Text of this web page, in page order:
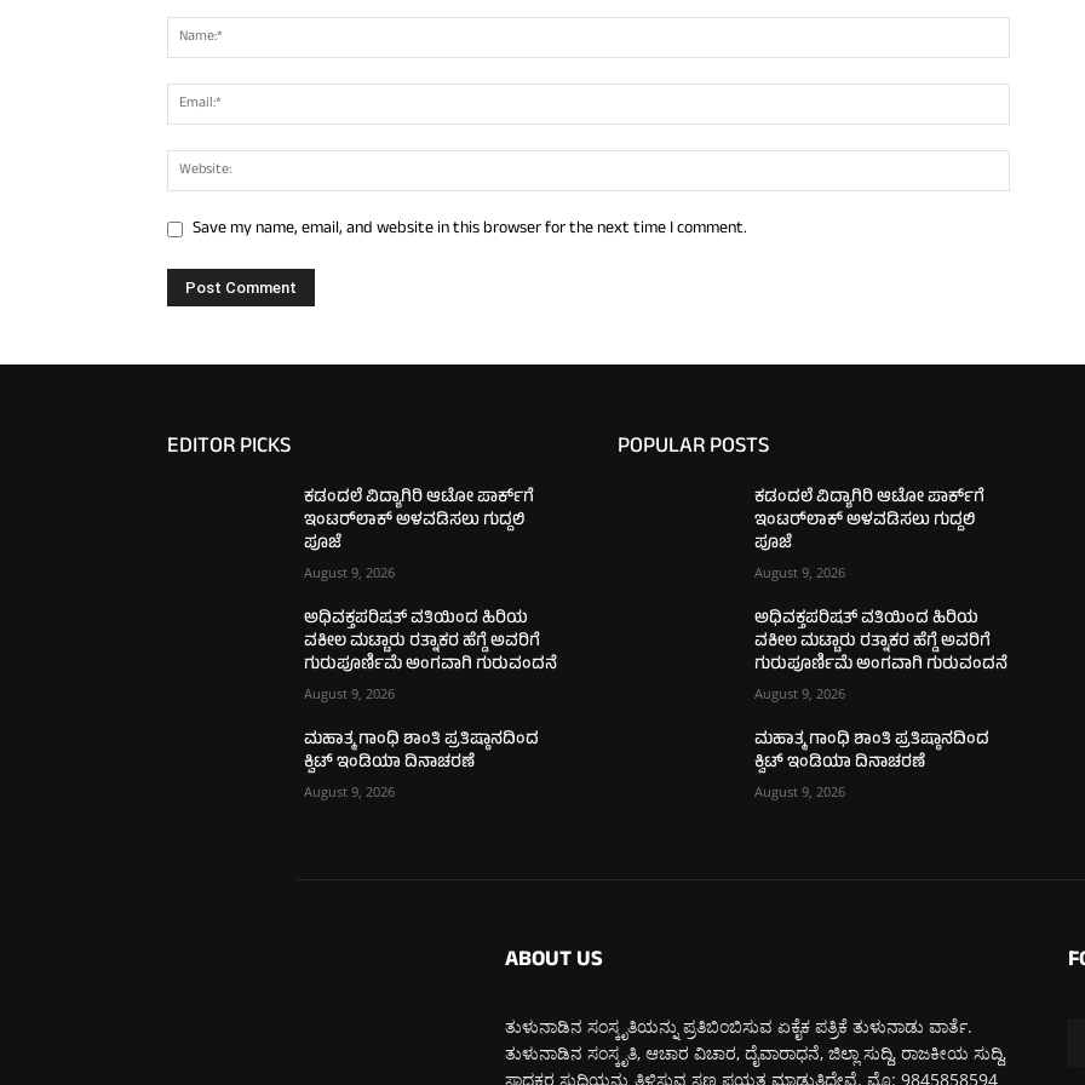
Save my name, email, and website in this browser for the next time I comment.
EDITOR PICKS
ಕಡಂದಲೆ ವಿದ್ಯಾಗಿರಿ ಆಟೋ ಪಾರ್ಕ್‌ಗೆ
ಇಂಟರ್‌ಲಾಕ್ ಅಳವಡಿಸಲು ಗುದ್ದಲಿ
ಪೂಜೆ
August 9, 2026
ಅಧಿವಕ್ತಪರಿಷತ್ ವತಿಯಿಂದ ಹಿರಿಯ
ವಕೀಲ ಮಟ್ಟಾರು ರತ್ನಾಕರ ಹೆಗ್ಡೆ ಅವರಿಗೆ
ಗುರುಪೂರ್ಣಿಮೆ ಅಂಗವಾಗಿ ಗುರುವಂದನೆ
August 9, 2026
ಮಹಾತ್ಮ ಗಾಂಧಿ ಶಾಂತಿ ಪ್ರತಿಷ್ಠಾನದಿಂದ
ಕ್ವಿಟ್ ಇಂಡಿಯಾ ದಿನಾಚರಣೆ
August 9, 2026
POPULAR POSTS
ಕಡಂದಲೆ ವಿದ್ಯಾಗಿರಿ ಆಟೋ ಪಾರ್ಕ್‌ಗೆ
ಇಂಟರ್‌ಲಾಕ್ ಅಳವಡಿಸಲು ಗುದ್ದಲಿ
ಪೂಜೆ
August 9, 2026
ಅಧಿವಕ್ತಪರಿಷತ್ ವತಿಯಿಂದ ಹಿರಿಯ
ವಕೀಲ ಮಟ್ಟಾರು ರತ್ನಾಕರ ಹೆಗ್ಡೆ ಅವರಿಗೆ
ಗುರುಪೂರ್ಣಿಮೆ ಅಂಗವಾಗಿ ಗುರುವಂದನೆ
August 9, 2026
ಮಹಾತ್ಮ ಗಾಂಧಿ ಶಾಂತಿ ಪ್ರತಿಷ್ಠಾನದಿಂದ
ಕ್ವಿಟ್ ಇಂಡಿಯಾ ದಿನಾಚರಣೆ
August 9, 2026
ABOUT US
ತುಳುನಾಡಿನ ಸಂಸ್ಕೃತಿಯನ್ನು ಪ್ರತಿಬಿಂಬಿಸುವ ಏಕೈಕ ಪತ್ರಿಕೆ ತುಳುನಾಡು ವಾರ್ತೆ.
ತುಳುನಾಡಿನ ಸಂಸ್ಕೃತಿ, ಆಚಾರ ವಿಚಾರ, ದೈವಾರಾಧನೆ, ಜಿಲ್ಲಾ ಸುದ್ದಿ, ರಾಜಕೀಯ ಸುದ್ದಿ,
ಸಾಧಕರ ಸುದ್ದಿಯನ್ನು ತಿಳಿಸುವ ಸಣ್ಣ ಪ್ರಯತ್ನ ಮಾಡುತ್ತಿದ್ದೇವೆ. ಮೊ: 9845858594